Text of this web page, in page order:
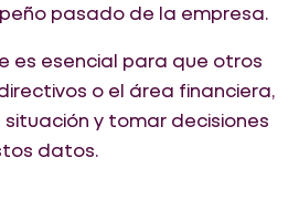
pasado de la empresa.
es esencial para que otros
o el área financiera,
y tomar decisiones
datos.